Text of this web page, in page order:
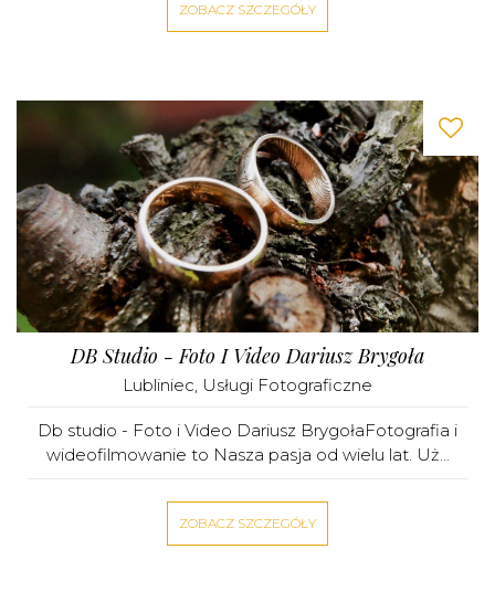
ZOBACZ SZCZEGÓŁY
DB Studio - Foto I Video Dariusz Brygoła
Lubliniec, Usługi Fotograficzne
Db studio - Foto i Video Dariusz BrygołaFotografia i
wideofilmowanie to Nasza pasja od wielu lat. Uż...
ZOBACZ SZCZEGÓŁY